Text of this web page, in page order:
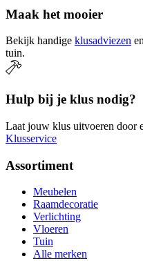
Maak het mooier
Bekijk handige klusadviezen
tuin.
Hulp bij je klus nodig?
Laat jouw klus uitvoeren door
Klusservice
Assortiment
Meubelen
Raamdecoratie
Verlichting
Vloeren
Tuin
Alle merken